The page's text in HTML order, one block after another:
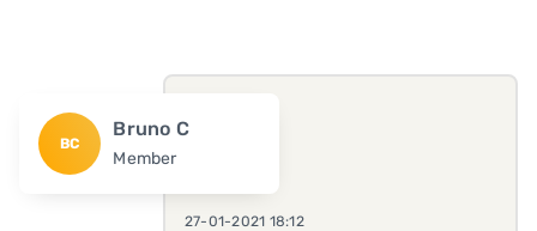
BC
Bruno C
Member
27-01-2021 18:12